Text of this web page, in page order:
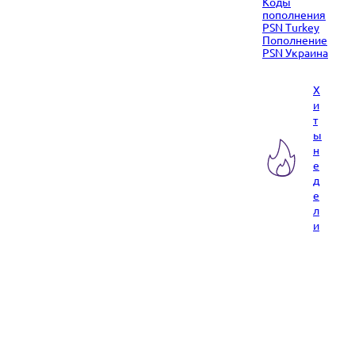
пополнения
PSN Turkey
Пополнение
PSN Украина
Х
и
т
ы
н
е
д
е
л
и